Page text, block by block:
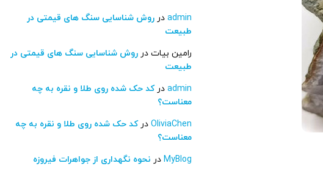
admin درروش شناسایی سنگ های قیمتی در
طبیعت
رامین بیات درروش شناسایی سنگ های قیمتی در
طبیعت
admin درکد حک شده روی طلا و نقره به چه
معناست؟
OliviaChen درکد حک شده روی طلا و نقره به چه
معناست؟
MyBlog در نحوه نگهداری از جواهرات فیروزه